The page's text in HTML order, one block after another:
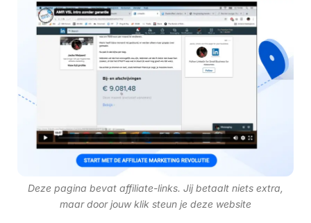
Deze pagina bevat affiliate-links. Jij betaalt niets extra,
maar door jouw klik steun je deze website